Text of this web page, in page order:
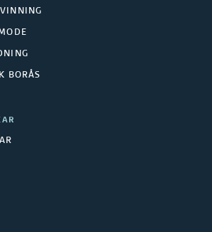
BORÅS